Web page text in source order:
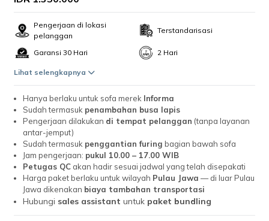
Pengerjaan di lokasi
pelanggan
Terstandarisasi
Garansi 30 Hari 2 Hari
Lihat selengkapnya
Hanya berlaku untuk sofa merek Informa
Sudah termasuk penambahan busa lapis
Pengerjaan dilakukan di tempat pelanggan (tanpa layanan
antar-jemput)
Sudah termasuk penggantian furing bagian bawah sofa
Jam pengerjaan: pukul 10.00 – 17.00 WIB
Petugas QC akan hadir sesuai jadwal yang telah disepakati
Harga paket berlaku untuk wilayah Pulau Jawa — di luar Pulau
Jawa dikenakan biaya tambahan transportasi
Hubungi sales assistantuntuk paket bundling